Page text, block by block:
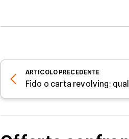
ARTICOLO PRECEDENTE
Fido o carta revolving: